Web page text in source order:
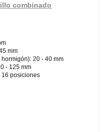
combinado
mm
20 - 40 mm
- 125 mm
16 posiciones